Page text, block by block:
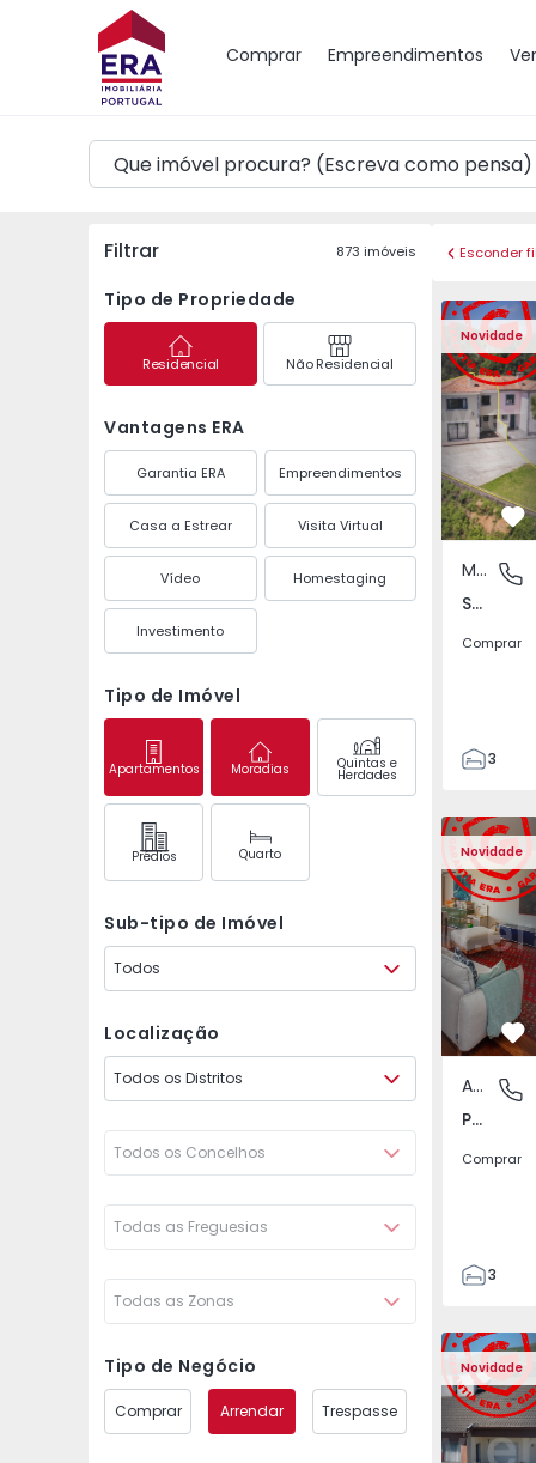
Comprar Empreendimentos
Mapa
Filtrar 873 imóveis
Tipo de Propriedade
Residencial Não Residencial
Vantagens ERA
Garantia ERA Empreendimentos
Casa a Estrear Visita Virtual
Vídeo Homestaging
Investimento
Tipo de Imóvel
Apartamentos Moradias Quintas e
Herdades
Prédios Quarto
Sub-tipo de Imóvel
Todos
Localização
Todos os Distritos
Todos os Concelhos
Todas as Freguesias
Todas as Zonas
Tipo de Negócio
Comprar Arrendar Trespasse
Esconder
Novidade
Moradia Geminada
Moradia
São
Moradia Geminada
São Mateus da Calheta, Ilha Terceira
Comprar
3
149
226
2
Novidade
Apartamento T3
Póvoa
Apartamento
Póvoa de Varzim, Beiriz e Argivai, Porto
Comprar
3
138
153
2
Novidade
Apartamento T2